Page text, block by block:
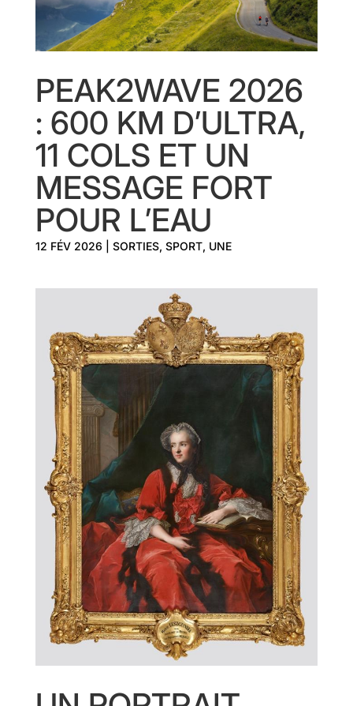
PEAK2WAVE 2026
: 600 KM D’ULTRA,
11 COLS ET UN
MESSAGE FORT
POUR L’EAU
12 FÉV 2026 SORTIES, SPORT, UNE